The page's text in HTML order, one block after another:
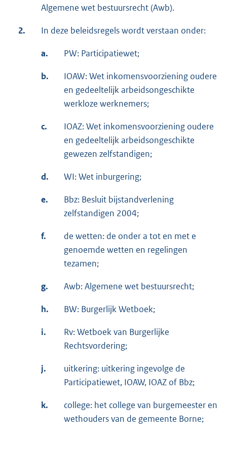
Algemene wet bestuursrecht (Awb).
2. In deze beleidsregels wordt verstaan onder:
a. PW: Participatiewet;
b.
IOAW: Wet inkomensvoorziening oudere
en gedeeltelijk arbeidsongeschikte
werkloze werknemers;
c.
IOAZ: Wet inkomensvoorziening oudere
en gedeeltelijk arbeidsongeschikte
gewezen zelfstandigen;
d. WI: Wet inburgering;
e.
Bbz: Besluit bijstandverlening
zelfstandigen 2004;
f.
de wetten: de onder a tot en met e
genoemde wetten en regelingen
tezamen;
g. Awb: Algemene wet bestuursrecht;
h. BW: Burgerlijk Wetboek;
i.
Rv: Wetboek van Burgerlijke
Rechtsvordering;
j.
uitkering: uitkering ingevolge de
Participatiewet, IOAW, IOAZ of Bbz;
k.
college: het college van burgemeester en
wethouders van de gemeente Borne;